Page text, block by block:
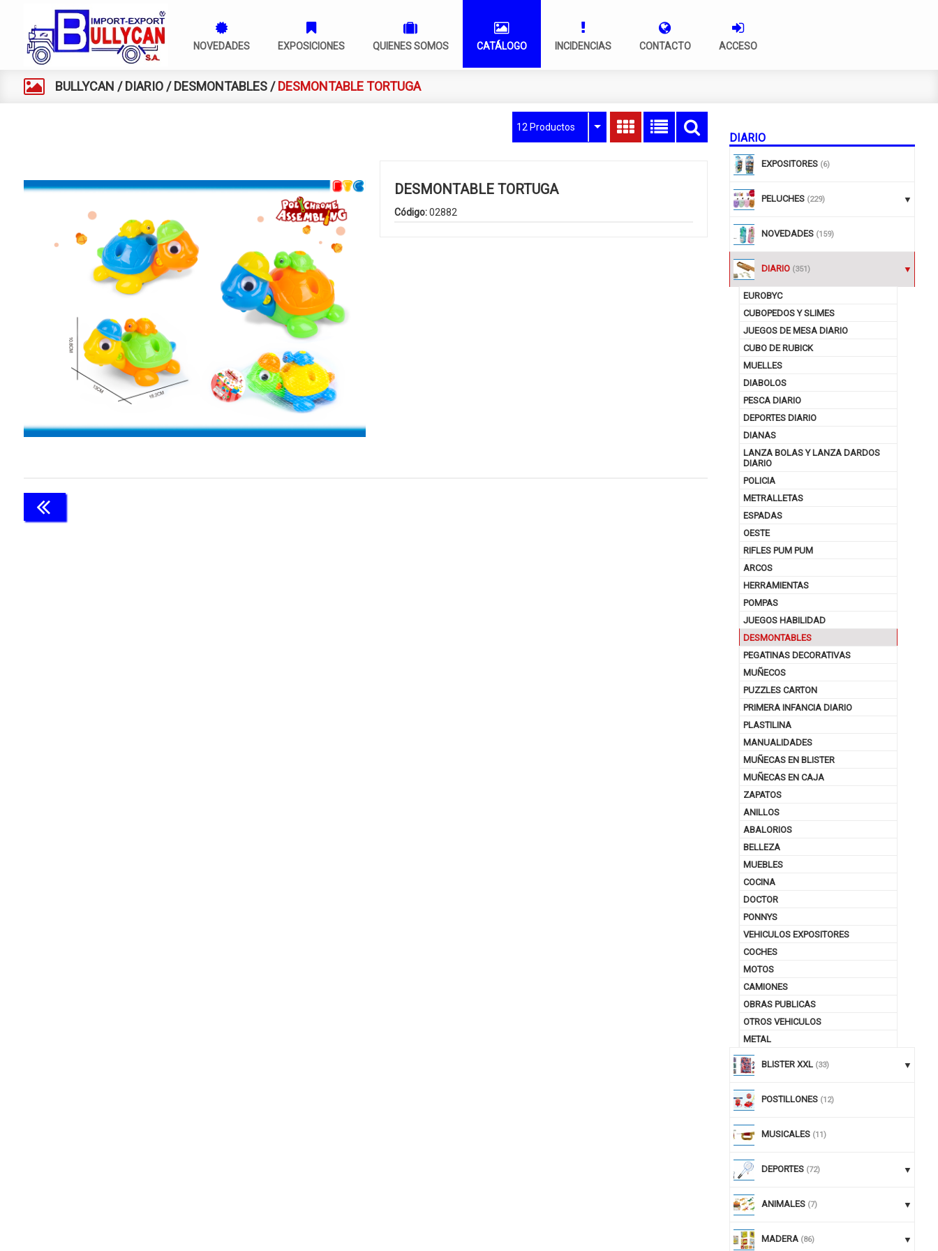
NOVEDADES EXPOSICIONES QUIENES SOMOS CATÁLOGO INCIDENCIAS CONTACTO ACCESO
BULLYCAN / DIARIO/ DESMONTABLES/ DESMONTABLE TORTUGA
DIARIO
EXPOSITORES (6)
PELUCHES (229)
NOVEDADES (159)
DIARIO (351)
EUROBYC
CUBOPEDOS Y SLIMES
JUEGOS DE MESA DIARIO
CUBO DE RUBICK
MUELLES
DIABOLOS
PESCA DIARIO
DEPORTES DIARIO
DIANAS
LANZA BOLAS Y LANZA DARDOS
DIARIO
POLICIA
METRALLETAS
ESPADAS
OESTE
RIFLES PUM PUM
ARCOS
HERRAMIENTAS
POMPAS
JUEGOS HABILIDAD
DESMONTABLES
PEGATINAS DECORATIVAS
MUÑECOS
PUZZLES CARTON
PRIMERA INFANCIA DIARIO
PLASTILINA
MANUALIDADES
MUÑECAS EN BLISTER
MUÑECAS EN CAJA
ZAPATOS
ANILLOS
ABALORIOS
BELLEZA
MUEBLES
COCINA
DOCTOR
PONNYS
VEHICULOS EXPOSITORES
COCHES
MOTOS
CAMIONES
OBRAS PUBLICAS
OTROS VEHICULOS
METAL
BLISTER XXL (33)
POSTILLONES (12)
MUSICALES (11)
DEPORTES (72)
ANIMALES (7)
MADERA (86)
12 Productos
DESMONTABLE TORTUGA
Código:02882